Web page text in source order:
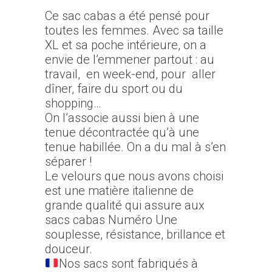
Ce sac cabas a été pensé pour
toutes les femmes. Avec sa taille
XL et sa poche intérieure, on a
envie de l’emmener partout : au
travail, en week-end, pour aller
dîner, faire du sport ou du
shopping…
On l’associe aussi bien à une
tenue décontractée qu’à une
tenue habillée. On a du mal à s’en
séparer !
Le velours que nous avons choisi
est une matière italienne de
grande qualité qui assure aux
sacs cabas Numéro Une
souplesse, résistance, brillance et
douceur.
Nos sacs sont fabriqués à